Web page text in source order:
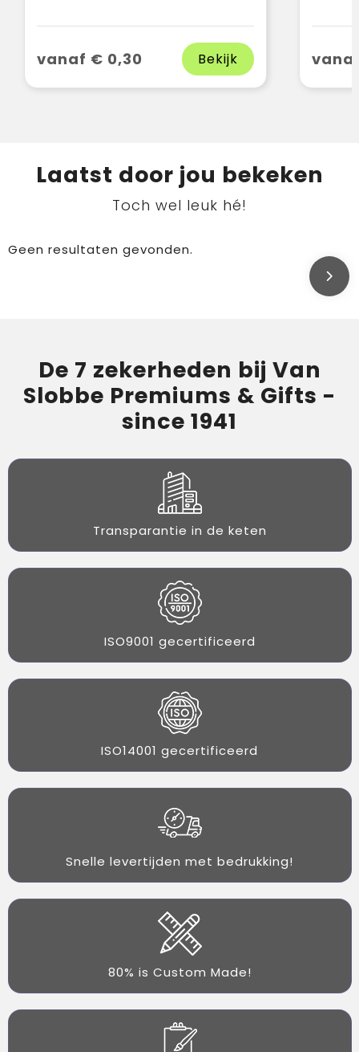
vanaf € 0,30 Bekijk
Laatst door jou bekeken
Toch wel leuk hé!
Geen resultaten gevonden.
De 7 zekerheden bij Van
Slobbe Premiums & Gifts -
since 1941
Transparantie in de keten
ISO9001 gecertificeerd
ISO14001 gecertificeerd
Snelle levertijden met bedrukking!
80% is Custom Made!